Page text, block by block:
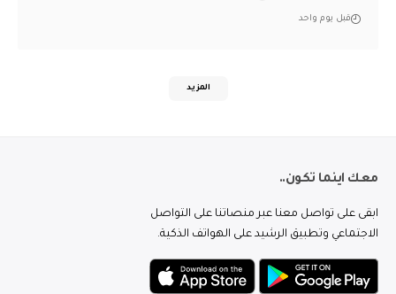
قبل يوم واحد
المزيد
معك اينما تكون..
ابقى على تواصل معنا عبر منصاتنا على التواصل
الاجتماعي وتطبيق الرشيد على الهواتف الذكية.